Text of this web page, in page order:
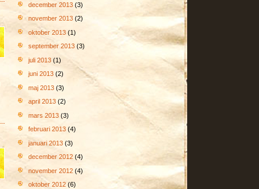
december 2013 (3)
november 2013 (2)
oktober 2013 (1)
september 2013 (3)
juli 2013 (1)
juni 2013 (2)
maj 2013 (3)
april 2013 (2)
mars 2013 (3)
februari 2013 (4)
januari 2013 (3)
december 2012 (4)
november 2012 (4)
oktober 2012 (6)